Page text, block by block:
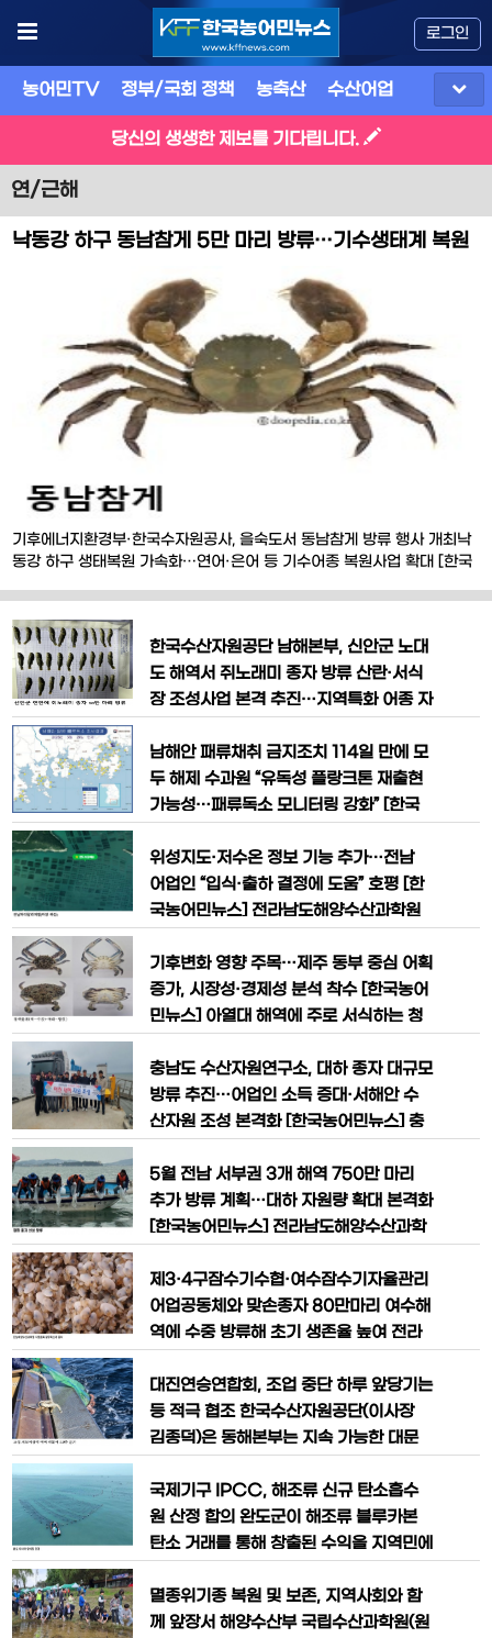
로그인
농어민TV 정부/국회 정책 농축산 수산어업
당신의 생생한 제보를 기다립니다.
연/근해
낙동강 하구 동남참게 5만 마리 방류…기수생태계 복원
기후에너지환경부·한국수자원공사, 을숙도서 동남참게 방류 행사 개최낙
동강 하구 생태복원 가속화…연어·은어 등 기수어종 복원사업 확대 [한국
태계 복원을 위해 어린 동남참게 5만 마리를 방류하며 생태복원 사업에
속도를 내고 있다. 기후에너지환경부(장관 김성환)와 한국수자원공사는
18일 부산광역시 사하구 을숙도 일원에서 어린 동남참
한국수산자원공단 남해본부, 신안군 노대
도 해역서 쥐노래미 종자 방류 산란·서식
장 조성사업 본격 추진…지역특화 어종 자
자원공단 남해본부가 전남 신안군 연안 해
역의 수산자원 회복과 어업인 소득 증대를
위해 쥐노래미 종자 18만 마리를 방류하
국수산자원공단 남해본부는 신안군 쥐노
래미 산란·서식장 조성사업의 일환으로
남해안 패류채취 금지조치 114일 만에 모
두 해제 수과원 “유독성 플랑크톤 재출현
가능성…패류독소 모니터링 강화” [한국
원에 발령됐던 마비성패류독소 관련 패류
채취 금지조치를 모두 해제했다. 다만 유
독성 플랑크톤 재출현 가능성이 남아 있는
계는 지속 유지할 방침이다. 국립수산과학
원은 26일 경상남도 수산안전기술원과
위성지도·저수온 정보 기능 추가…전남
어업인 “입식·출하 결정에 도움” 호평 [한
국농어민뉴스] 전라남도해양수산과학원
남바다알리미’ 모바일 앱 기능을 대폭 개
선하며 전남 양식어업인의 현장 대응력 강
화에 나섰다. 이번 개편은 사용자 중심의
양환경 변화에 보다 신속하게 대응할 수
있도록 하는 데 초점을 맞췄다. 특히
기후변화 영향 주목…제주 동부 중심 어획
증가, 시장성·경제성 분석 착수 [한국농어
민뉴스] 아열대 해역에 주로 서식하는 청
면서 국립수산과학원이 수산자원 활용 가
능성 조사에 본격 착수했다. 기후변화에
따른 해양생태계 변화와 함께 새로운 고부
심이 쏠리고 있다. 국립수산과학원은 최근
제주 연안, 특히 제주 동부 해역
충남도 수산자원연구소, 대하 종자 대규모
방류 추진…어업인 소득 증대·서해안 수
산자원 조성 본격화 [한국농어민뉴스] 충
득 증대를 위해 대하 2000만 마리를 방
류하며 서해 연안 생태계 복원과 지역 어
업 경쟁력 강화에 나섰다. 충남도 수산자
서산·서천·홍성·태안 등 충남 서해안 5개
시군 연안에 어린 대하 2000
5월 전남 서부권 3개 해역 750만 마리
추가 방류 계획…대하 자원량 확대 본격화
[한국농어민뉴스] 전라남도해양수산과학
위해 어린 대하 100만 마리를 방류하며
자원 조성 사업을 본격 확대했다. 전라남
도해양수산과학원은 29일 함평 석창해역
마리를 방류했다고 밝혔다. 이번 방류는
전남 연안 수산자원 회복과 고
제3·4구잠수기수협·여수잠수기자율관리
어업공동체와 맞손종자 80만마리 여수해
역에 수중 방류해 초기 생존율 높여 전라
급감하는 유용 수산자원의 체계적 관리를
위해 제3·4구잠수기수협, 여수잠수기자
율관리어업공동체와 수산자원조성 시범
최근 생산량이 급감하는 고부가가치 품종
이다. 전남해양수산과학원 미래수산연구
소는 지속적인
대진연승연합회, 조업 중단 하루 앞당기는
등 적극 협조 한국수산자원공단(이사장
김종덕)은 동해본부는 지속 가능한 대문
별자치도 고성군 저도어장 해역에 어미 대
문어 135마리, 약 2.9톤을 첨가했다. 고
성 대문어는 지역 연승어업의 핵심 어종으
며, 지역 음식문화와 관광자원으로도 활용
도가 높은 특화 품종이다.
국제기구 IPCC, 해조류 신규 탄소흡수
원 산정 합의 완도군이 해조류 블루카본
탄소 거래를 통해 창출된 수익을 지역민에
에 탄력을 받게 됐다. 지난 10월 27일부
터 30일까지 페루 리마에서 열린 기후변
멸종위기종 복원 및 보존, 지역사회와 함
께 앞장서 해양수산부 국립수산과학원(원